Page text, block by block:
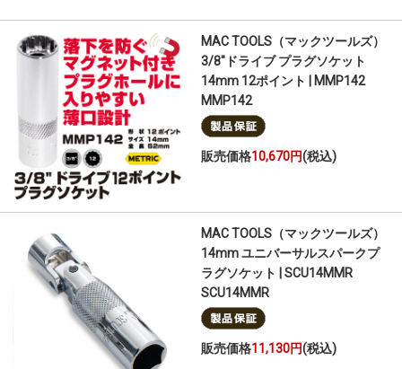
MAC TOOLS（マックツールズ）
3/8"ドライブ プラグソケット
14mm 12ポイント | MMP142
MMP142
販売価格10,670円(税込)
MAC TOOLS（マックツールズ）
14mm ユニバーサルスパークプ
ラグソケット | SCU14MMR
SCU14MMR
販売価格11,130円(税込)